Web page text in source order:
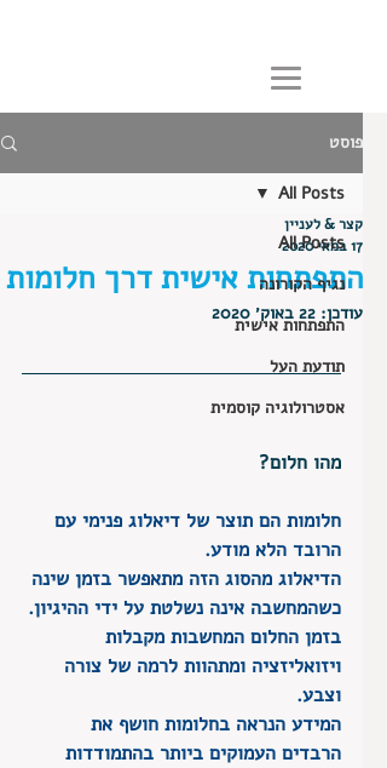
פוסט
All Posts
נגיף הקורונה
התפתחות אישית
תודעת העל
אסטרולוגיה קוסמית
All Posts
התפתחות אישית דרך חלומות
קצר & לעניין
17 במאי 2020
עודכן: 22 באוק׳ 2020
מהו חלום?
חלומות הם תוצר של דיאלוג פנימי עם
הרובד הלא מודע.
הדיאלוג מהסוג הזה מתאפשר בזמן שינה
כשהמחשבה אינה נשלטת על ידי ההיגיון.
בזמן החלום המחשבות מקבלות
ויזואליזציה ומתהוות לרמה של צורה
וצבע.
המידע הנראה בחלומות חושף את
הרבדים העמוקים ביותר בהתמודדות